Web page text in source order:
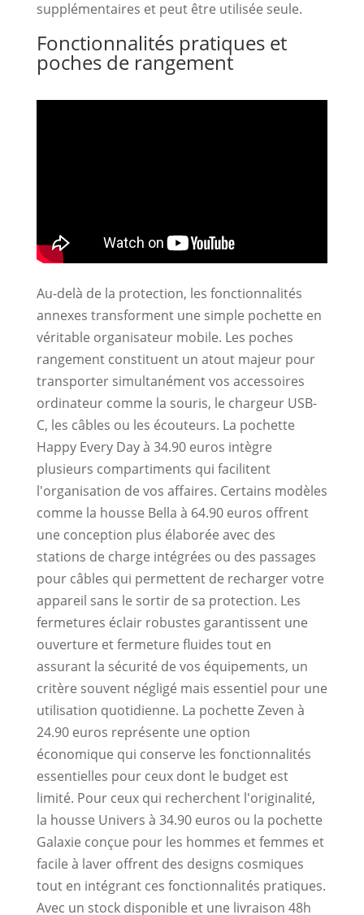
supplémentaires et peut être utilisée seule.
Fonctionnalités pratiques et
poches de rangement
Au-delà de la protection, les fonctionnalités
annexes transforment une simple pochette en
véritable organisateur mobile. Les poches
rangement constituent un atout majeur pour
transporter simultanément vos accessoires
ordinateur comme la souris, le chargeur USB-
C, les câbles ou les écouteurs. La pochette
Happy Every Day à 34.90 euros intègre
plusieurs compartiments qui facilitent
l'organisation de vos affaires. Certains modèles
comme la housse Bella à 64.90 euros offrent
une conception plus élaborée avec des
stations de charge intégrées ou des passages
pour câbles qui permettent de recharger votre
appareil sans le sortir de sa protection. Les
fermetures éclair robustes garantissent une
ouverture et fermeture fluides tout en
assurant la sécurité de vos équipements, un
critère souvent négligé mais essentiel pour une
utilisation quotidienne. La pochette Zeven à
24.90 euros représente une option
économique qui conserve les fonctionnalités
essentielles pour ceux dont le budget est
limité. Pour ceux qui recherchent l'originalité,
la housse Univers à 34.90 euros ou la pochette
Galaxie conçue pour les hommes et femmes et
facile à laver offrent des designs cosmiques
tout en intégrant ces fonctionnalités pratiques.
Avec un stock disponible et une livraison 48h